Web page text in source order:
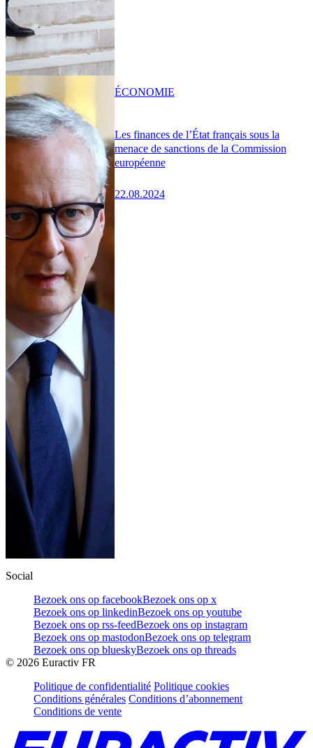
Les finances de l’État français sous la
menace de sanctions de la Commission
européenne
22.08.2024
ÉCONOMIE
Social
Bezoek ons op facebookBezoek ons op x
Bezoek ons op linkedinBezoek ons op youtube
Bezoek ons op rss-feedBezoek ons op instagram
Bezoek ons op mastodonBezoek ons op telegram
Bezoek ons op blueskyBezoek ons op threads
© 2026 Euractiv FR
Politique de confidentialité Politique cookies
Conditions générales Conditions d’abonnement
Conditions de vente